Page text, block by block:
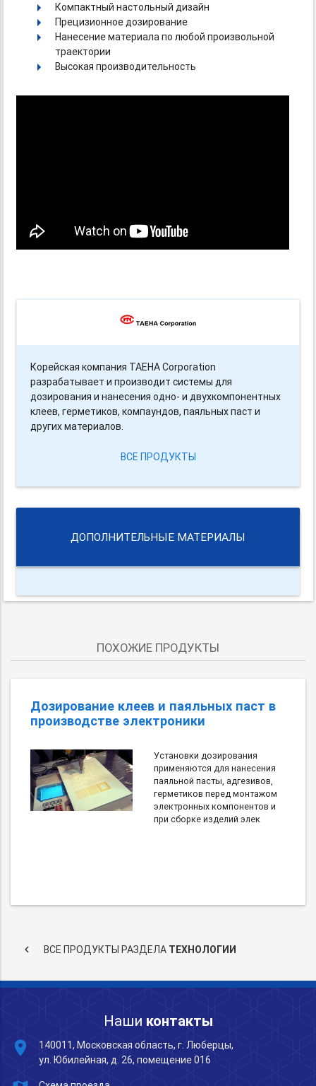
Компактный настольный дизайн
Прецизионное дозирование
Нанесение материала по любой произвольной
траектории
Высокая производительность
Корейская компания TAEHA Corporation
разрабатывает и производит системы для
дозирования и нанесения одно- и двухкомпонентных
клеев, герметиков, компаундов, паяльных паст и
других материалов.
ВСЕ ПРОДУКТЫ
ДОПОЛНИТЕЛЬНЫЕ МАТЕРИАЛЫ
ПОХОЖИЕ ПРОДУКТЫ
Дозирование клеев и паяльных паст в
производстве электроники
Установки дозирования
применяются для нанесения
паяльной пасты, адгезивов,
герметиков перед монтажом
электронных компонентов и
при сборке изделий элек
keyboard_arrow_left ВСЕ ПРОДУКТЫ РАЗДЕЛА ТЕХНОЛОГИИ
Наши контакты
place
140011, Московская область, г. Люберцы,
ул. Юбилейная, д. 26, помещение 016